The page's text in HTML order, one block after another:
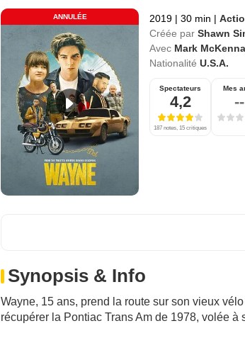
ANNULÉE 2019 | 30 min |
Créée par Shawn
Avec Mark McKenna
Nationalité U.S.A.
Spectateurs
4,2
187 notes, 15 critiques
Mes
--
Synopsis & Info
Wayne, 15 ans, prend la route sur son vieux
récupérer la Pontiac Trans Am de 1978, volée à